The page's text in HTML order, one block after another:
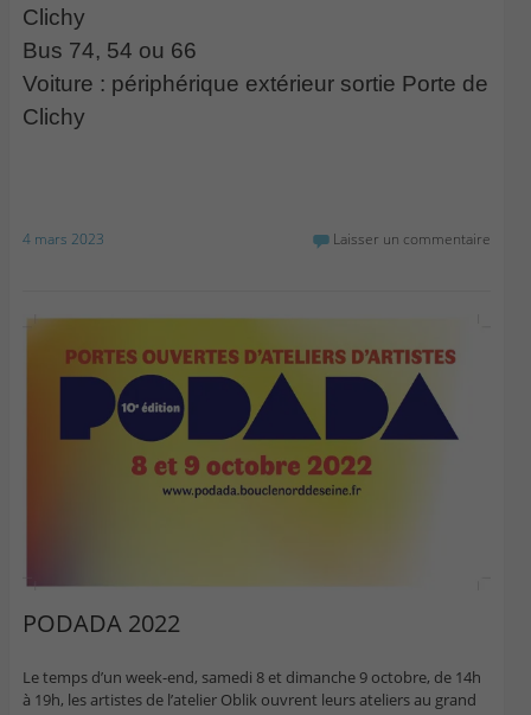
Clichy
Bus 74, 54 ou 66
Voiture : périphérique extérieur sortie Porte de
Clichy
4 mars 2023 Laisser un commentaire
PODADA 2022
Le temps d’un week-end, samedi 8 et dimanche 9 octobre, de 14h
à 19h, les artistes de l’atelier Oblik ouvrent leurs ateliers au grand